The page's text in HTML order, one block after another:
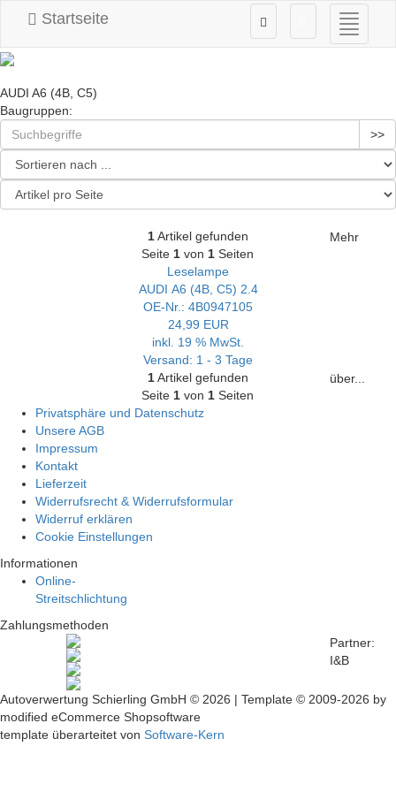
ein-/
Startseite
AUDI A6 (4B, C5)
Baugruppen:
>>
1Artikel gefunden
Seite 1 von 1 Seiten
Leselampe
AUDI A6 (4B, C5) 2.4
OE-Nr.: 4B0947105
24,99 EUR
inkl. 19 % MwSt.
Versand: 1 - 3 Tage
1Artikel gefunden
Seite 1 von 1 Seiten
Mehr
über...
Privatsphäre und Datenschutz
Unsere AGB
Impressum
Kontakt
Lieferzeit
Widerrufsrecht & Widerrufsformular
Widerruf erklären
Cookie Einstellungen
Informationen
Online-
Streitschlichtung
Zahlungsmethoden
Partner:
I&B
Autoverwertung Schierling GmbH © 2026 | Template © 2009-2026 by
modified eCommerce Shopsoftware
template überarteitet von Software-Kern